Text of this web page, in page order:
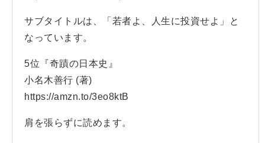
サブタイトルは、「若者よ、人生に投資せよ」と
なっています。
5位『奇蹟の日本史』
小名木善行 (著)
https://amzn.to/3eo8ktB
肩を張らずに読めます。